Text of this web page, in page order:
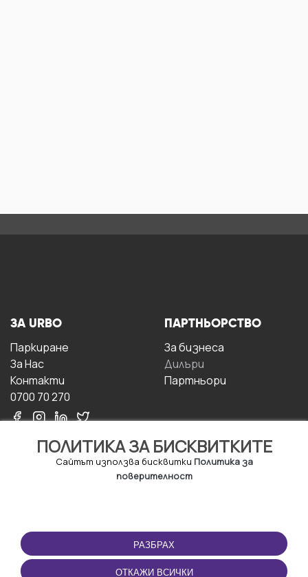
ПОЛИТИКА ЗА БИСКВИТКИТЕ
Сайтът използва бисквитки Политика за
поверителност
РАЗБРАХ
ОТКАЖИ ВСИЧКИ
ЗА URBO
Паркиране
За Hас
Контакти
0700 70 270
ПАРТНЬОРСТВО
За бизнесa
Дилъри
Партньори
ПОЛЗВАНЕ
Правила и условия за
ползване
ПРИЛОЖЕНИЕТО